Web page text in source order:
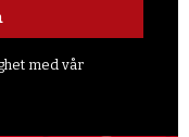
med vår